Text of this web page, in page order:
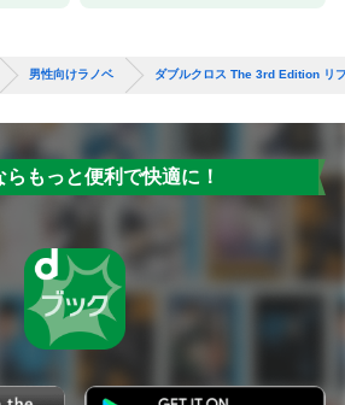
男性向けラノベ ダブルクロス The 3rd Edition リ
らもっと便利で快適に！